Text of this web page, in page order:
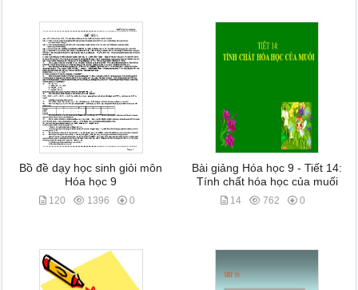
Bồ đề dạy học sinh giỏi môn
Hóa học 9
120 1396 0
Bài giảng Hóa học 9 - Tiết 14:
Tính chất hóa học của muối
14 762 0